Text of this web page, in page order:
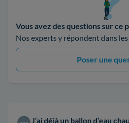
Vous avez des questions sur ce
Nos experts y répondent dans
Poser une
J’ai déjà un ballon d’eau